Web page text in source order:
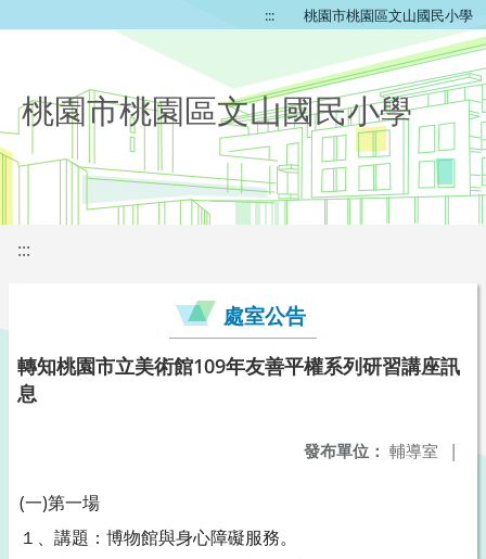
::: 桃園市桃園區文山國民小學
桃園市桃園區文山國民小學
:::
處室公告
轉知桃園市立美術館109年友善平權系列研習講座訊
息
發布單位： 輔導室 |
(一)第一場
１、講題：博物館與身心障礙服務。